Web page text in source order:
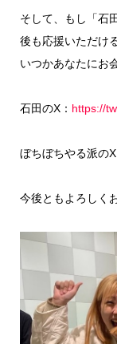
そして、もし「石
後も応援いただけ
いつかあなたにお
石田のX： https://
ぼちぼちやる派のX
今後ともよろしく